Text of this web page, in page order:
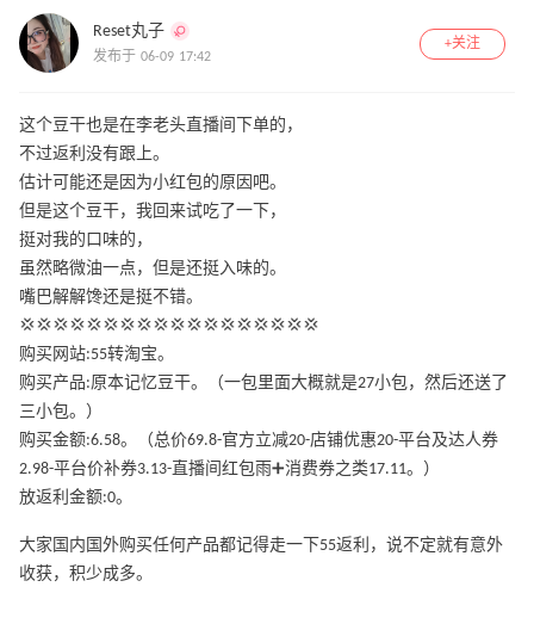
Reset丸子
发布于 06-09 17:42
+关注
这个豆干也是在李老头直播间下单的，
不过返利没有跟上。
估计可能还是因为小红包的原因吧。
但是这个豆干，我回来试吃了一下，
挺对我的口味的，
虽然略微油一点，但是还挺入味的。
嘴巴解解馋还是挺不错。
💢💢💢💢💢💢💢💢💢💢💢💢💢💢💢💢💢💢
购买网站:55转淘宝。
购买产品:原本记忆豆干。（一包里面大概就是27小包，然后还送了
三小包。）
购买金额:6.58。（总价69.8-官方立减20-店铺优惠20-平台及达人券
2.98-平台价补券3.13-直播间红包雨➕消费券之类17.11。）
放返利金额:0。
大家国内国外购买任何产品都记得走一下55返利，说不定就有意外
收获，积少成多。